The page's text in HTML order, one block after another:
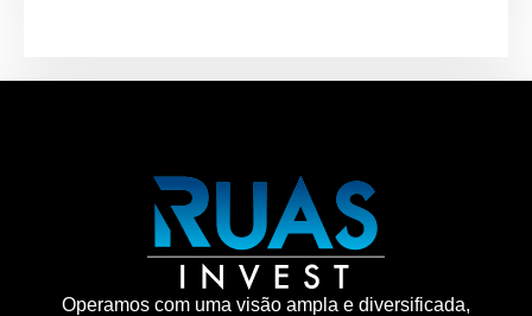
Operamos com uma visão ampla e diversificada,